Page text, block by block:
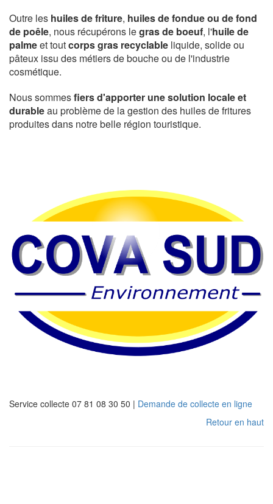
Outre les huiles de friture, huiles de fondue ou de fond
de poêle, nous récupérons legras de boeuf, l'huile de
palmeet toutcorps gras recyclable liquide, solide ou
pâteux issu des métiers de bouche ou de l'industrie
cosmétique.
Nous sommesfiers d'apporter une solution locale et
durableau problème de la gestion des huiles de fritures
produites dans notre belle région touristique.
Service collecte 07 81 08 30 50 | Demande de collecte en ligne
Retour en haut